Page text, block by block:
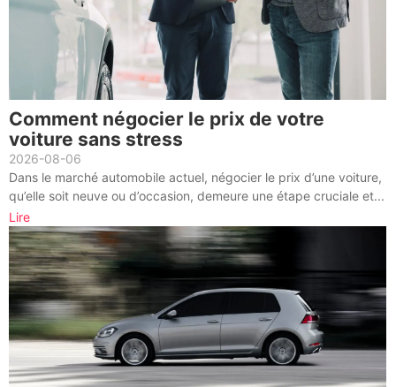
Comment négocier le prix de votre
voiture sans stress
2026-08-06
Dans le marché automobile actuel, négocier le prix d’une voiture,
qu’elle soit neuve ou d’occasion, demeure une étape cruciale et...
Lire